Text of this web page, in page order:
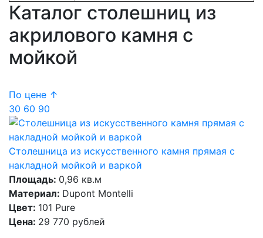
Каталог столешниц из
акрилового камня с
мойкой
По цене ↑
30 60 90
Столешница из искусственного камня прямая с
накладной мойкой и варкой
Площадь: 0,96 кв.м
Материал: Dupont Montelli
Цвет: 101 Pure
Цена: 29 770 рублей